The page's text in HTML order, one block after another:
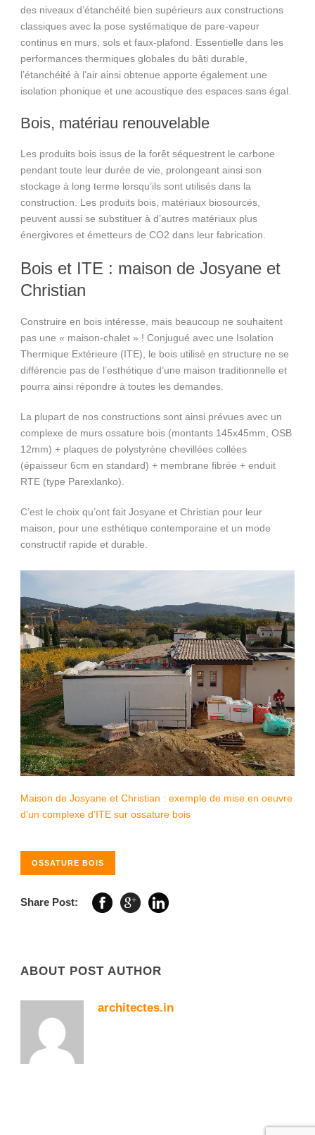
des niveaux d’étanchéité bien supérieurs aux constructions
classiques avec la pose systématique de pare-vapeur
continus en murs, sols et faux-plafond. Essentielle dans les
performances thermiques globales du bâti durable,
l’étanchéité à l’air ainsi obtenue apporte également une
isolation phonique et une acoustique des espaces sans égal.
Bois, matériau renouvelable
Les produits bois issus de la forêt séquestrent le carbone
pendant toute leur durée de vie, prolongeant ainsi son
stockage à long terme lorsqu’ils sont utilisés dans la
construction. Les produits bois, matériaux biosourcés,
peuvent aussi se substituer à d’autres matériaux plus
énergivores et émetteurs de CO2 dans leur fabrication.
Bois et ITE : maison de Josyane et
Christian
Construire en bois intéresse, mais beaucoup ne souhaitent
pas une « maison-chalet » ! Conjugué avec une Isolation
Thermique Extérieure (ITE), le bois utilisé en structure ne se
différencie pas de l’esthétique d’une maison traditionnelle et
pourra ainsi répondre à toutes les demandes.
La plupart de nos constructions sont ainsi prévues avec un
complexe de murs ossature bois (montants 145x45mm, OSB
12mm) + plaques de polystyrène chevillées collées
(épaisseur 6cm en standard) + membrane fibrée + enduit
RTE (type Parexlanko).
C’est le choix qu’ont fait Josyane et Christian pour leur
maison, pour une esthétique contemporaine et un mode
constructif rapide et durable.
Maison de Josyane et Christian : exemple de mise en oeuvre
d’un complexe d’ITE sur ossature bois
OSSATURE BOIS
Share Post:
ABOUT POST AUTHOR
architectes.in